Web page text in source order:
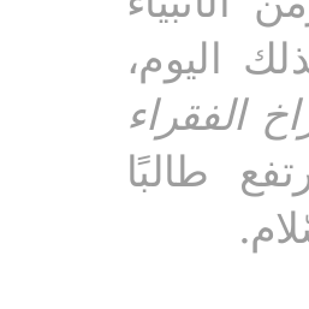
اليوم،
الفقراء
طالبًا